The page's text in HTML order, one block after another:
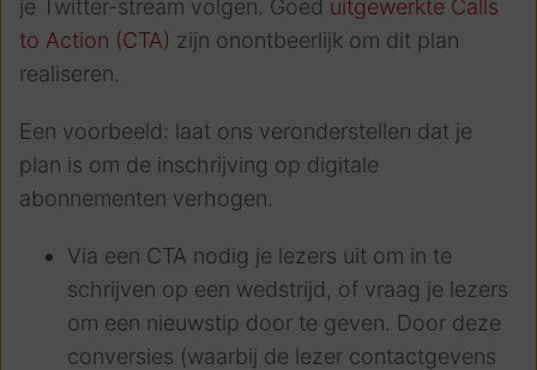
je Twitter-stream volgen. Goed uitgewerkte Calls
to Action (CTA) zijn onontbeerlijk om dit plan
realiseren.
Een voorbeeld: laat ons veronderstellen dat je
plan is om de inschrijving op digitale
abonnementen verhogen.
Via een CTA nodig je lezers uit om in te
schrijven op een wedstrijd, of vraag je lezers
om een nieuwstip door te geven. Door deze
conversies (waarbij de lezer contactgevens